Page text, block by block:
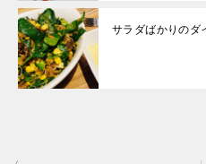
サラダばかりのダ